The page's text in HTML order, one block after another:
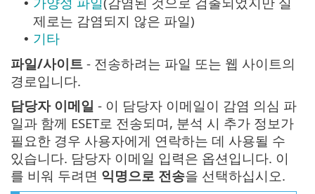
•
제로는 감염되지 않은 파일)
• 기타
파일/사이트 - 전송하려는 파일 또는 웹 사이트의
경로입니다.
담당자 이메일 - 이 담당자 이메일이 감염 의심 파
일과 함께 ESET로 전송되며, 분석 시 추가 정보가
필요한 경우 사용자에게 연락하는 데 사용될 수
있습니다. 담당자 이메일 입력은 옵션입니다. 이
를 비워 두려면 익명으로 전송을 선택하십시오.